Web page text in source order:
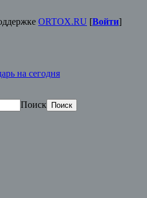
ORTOX.RU [Войти]
на сегодня
Поиск